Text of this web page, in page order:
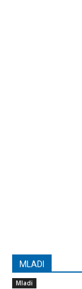
MLADI
Mladi